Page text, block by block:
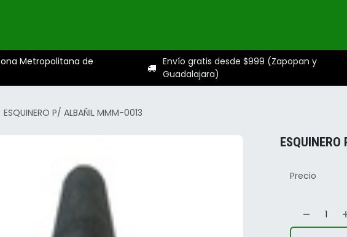
Metropolitana de
Envío gratis desde $999 (Zapopan y
Guadalajara)
ESQUINERO P/ ALBAÑIL MMM-0013
Precio